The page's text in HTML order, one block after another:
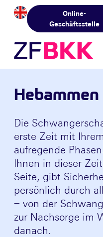
Skip to the contentOnline-
Geschäftsstelle
Hebammen
Die
erste Zeit mit
aufregende
Ihnen in dieser
Seite, gibt
persönlich durch
– von der
zur Nachsorge im
danach.